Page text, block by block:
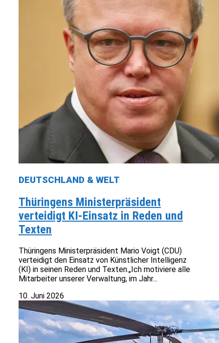
DEUTSCHLAND & WELT
Thüringens Ministerpräsident
verteidigt KI-Einsatz in Reden und
Texten
Thüringens Ministerpräsident Mario Voigt (CDU)
verteidigt den Einsatz von Künstlicher Intelligenz
(KI) in seinen Reden und Texten.„Ich motiviere alle
Mitarbeiter unserer Verwaltung, im Jahr...
10. Juni 2026